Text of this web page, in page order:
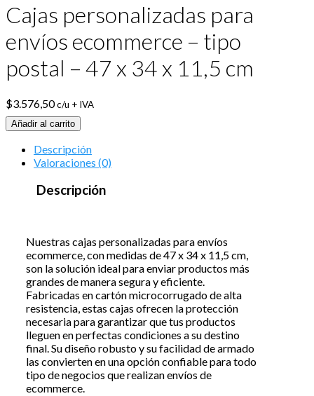
Cajas personalizadas para
envíos ecommerce – tipo
postal – 47 x 34 x 11,5 cm
$3.576,50c/u + IVA
Añadir al carrito
Descripción
Valoraciones (0)
Descripción
Nuestras cajas personalizadas para envíos
ecommerce, con medidas de 47 x 34 x 11,5 cm,
son la solución ideal para enviar productos más
grandes de manera segura y eficiente.
Fabricadas en cartón microcorrugado de alta
resistencia, estas cajas ofrecen la protección
necesaria para garantizar que tus productos
lleguen en perfectas condiciones a su destino
final. Su diseño robusto y su facilidad de armado
las convierten en una opción confiable para todo
tipo de negocios que realizan envíos de
ecommerce.